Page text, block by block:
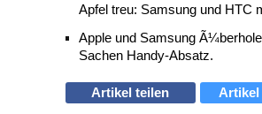
Apfel treu: Samsung und HTC
Apple und Samsung
Sachen Handy-Absatz.
Artikel teilen Artikel